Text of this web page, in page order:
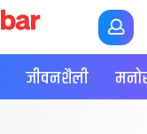
जीवनशैली